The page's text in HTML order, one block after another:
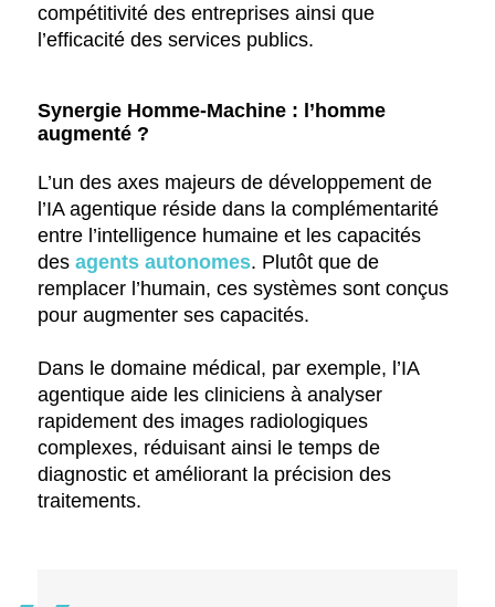
compétitivité des entreprises ainsi que
l’efficacité des services publics.
Synergie Homme-Machine : l’homme
augmenté ?
L’un des axes majeurs de développement de
l’IA agentique réside dans la complémentarité
entre l’intelligence humaine et les capacités
des agents autonomes. Plutôt que de
remplacer l’humain, ces systèmes sont conçus
pour augmenter ses capacités.
Dans le domaine médical, par exemple, l’IA
agentique aide les cliniciens à analyser
rapidement des images radiologiques
complexes, réduisant ainsi le temps de
diagnostic et améliorant la précision des
traitements.